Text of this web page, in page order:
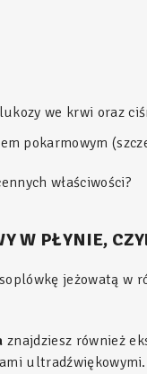
we krwi oraz
pokarmowym
właściwości?
W PŁYNIE,
jeżowatą w
znajdziesz również